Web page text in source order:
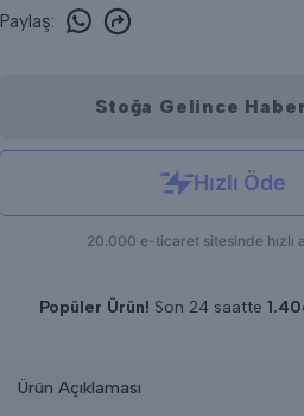
Paylaş:
Stoğa Gelince
Popüler Ürün! Son 24 saatte
Ürün Açıklaması